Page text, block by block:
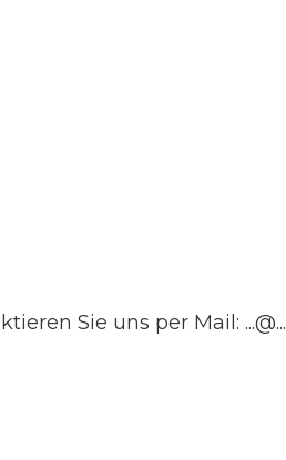
Sie uns per Mail: ...@...